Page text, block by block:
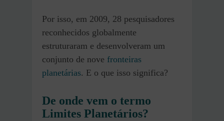
Por isso, em 2009, 28 pesquisadores
reconhecidos globalmente
estruturaram e desenvolveram um
conjunto de nove fronteiras
planetárias. E o que isso significa?
De onde vem o termo
Limites Planetários?